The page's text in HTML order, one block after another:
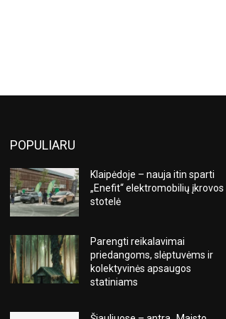
POPULIARU
Klaipėdoje – nauja itin sparti
„Enefit“ elektromobilių įkrovos
stotelė
Parengti reikalavimai
priedangoms, slėptuvėms ir
kolektyvinės apsaugos
statiniams